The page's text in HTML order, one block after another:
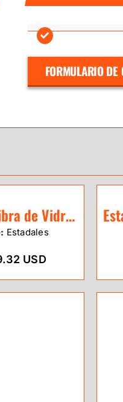
FORMULARIO DE
Estadal Fibra de Vidrio de 4m GeoEco
Estadales
USD